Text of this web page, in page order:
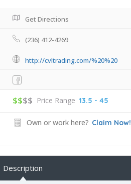
Get Directions
(236) 412-4269
http://cvltrading.com/%20%20
$$$$ Price Range 13.5 - 45
Own or work here? Claim Now!
Description